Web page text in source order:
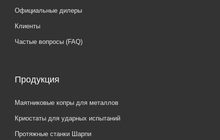
Официальные дилеры
Клиенты
Частые вопросы (FAQ)
Продукция
Маятниковые копры для металлов
Криостаты для ударных испытаний
Протяжные станки Шарпи